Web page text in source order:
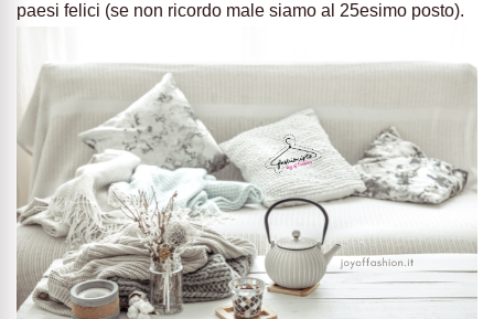
paesi felici (se non ricordo male siamo al 25esimo posto).